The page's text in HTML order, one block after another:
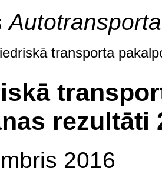
transporta
rezultāti
2016